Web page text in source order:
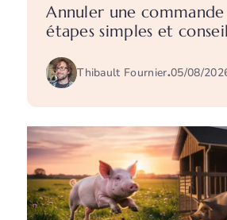
Annuler une
étapes simples et
Thibault Fournier.05/08/